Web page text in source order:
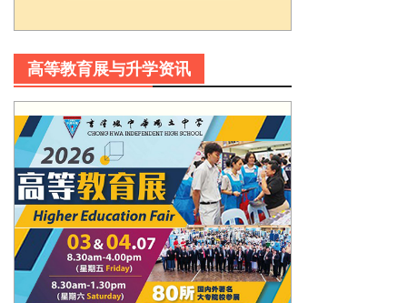
高等教育展与升学资讯